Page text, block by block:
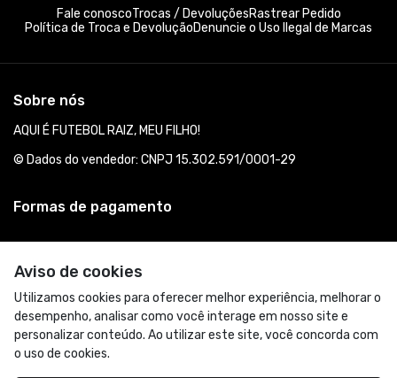
Aviso de cookies
Utilizamos cookies para oferecer melhor experiência, melhorar o
desempenho, analisar como você interage em nosso site e
personalizar conteúdo. Ao utilizar este site, você concorda com
o uso de cookies.
Fale conoscoTrocas / DevoluçõesRastrear Pedido
Política de Troca e DevoluçãoDenuncie o Uso Ilegal de Marcas
Sobre nós
AQUI É FUTEBOL RAIZ, MEU FILHO!
© Dados do vendedor: CNPJ 15.302.591/0001-29
Formas de pagamento